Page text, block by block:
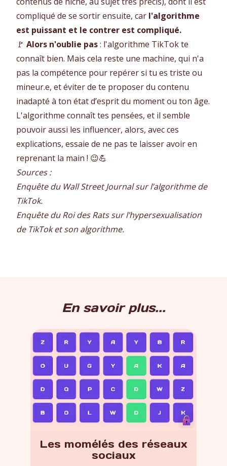
compliqué de se sortir ensuite, car l'algorithme
est puissant et le contrer est compliqué.
🚩 Alors n'oublie pas: l'algorithme TikTok te
connaît bien. Mais cela reste une machine, qui n'a
pas la compétence pour repérer si tu es triste ou
mineur.e, et éviter de te proposer du contenu
inadapté à ton état d’esprit du moment ou ton âge.
L'algorithme connaît tes pensées, et il semble
pouvoir aussi les influencer, alors, avec ces
explications, essaie de ne pas te laisser avoir en
reprenant la main ! 😉💪
Sources :
Enquête du Wall Street Journal sur l’algorithme de
TikTok.
Enquête du Roi des Rats sur l’hypersexualisation
de TikTok et son algorithme.
En savoir plus...
Les momélés des réseaux
sociaux